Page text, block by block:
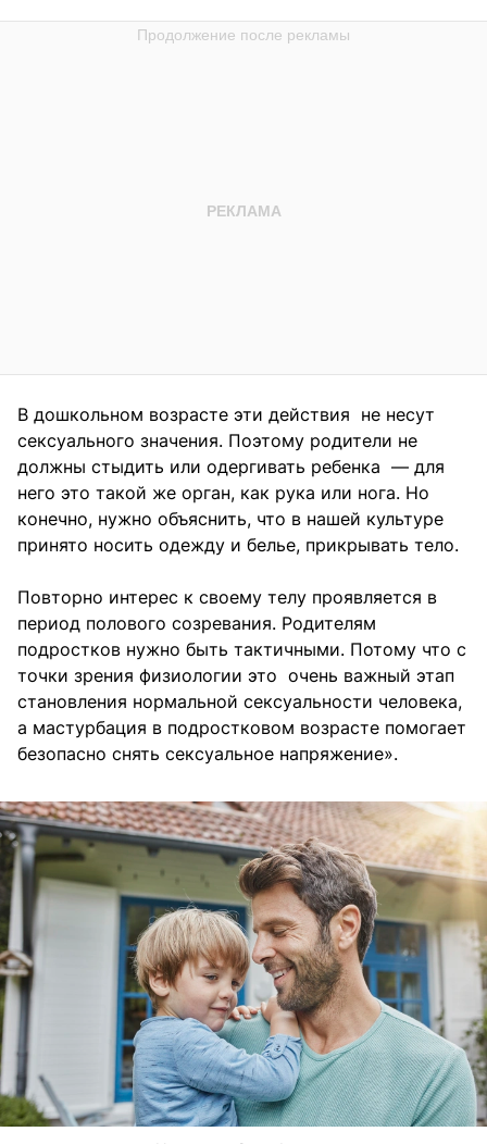
В дошкольном возрасте эти действия не несут
сексуального значения. Поэтому родители не
должны стыдить или одергивать ребенка — для
него это такой же орган, как рука или нога. Но
конечно, нужно объяснить, что в нашей культуре
принято носить одежду и белье, прикрывать тело.
Повторно интерес к своему телу проявляется в
период полового созревания. Родителям
подростков нужно быть тактичными. Потому что с
точки зрения физиологии это очень важный этап
становления нормальной сексуальности человека,
а мастурбация в подростковом возрасте помогает
безопасно снять сексуальное напряжение».